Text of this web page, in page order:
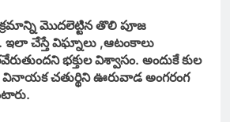
మొదలెట్టిన తొలి పూజ
ఇలా చేస్తే విఘ్నాలు ,ఆటంకాలు
భక్తుల విశ్వాసం. అందుకే కుల
చతుర్థిని ఊరువాడ అంగరంగ